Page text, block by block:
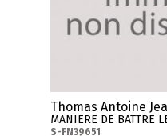
Thomas Antoine
MANIERE DE BATTRE
S-FN39651